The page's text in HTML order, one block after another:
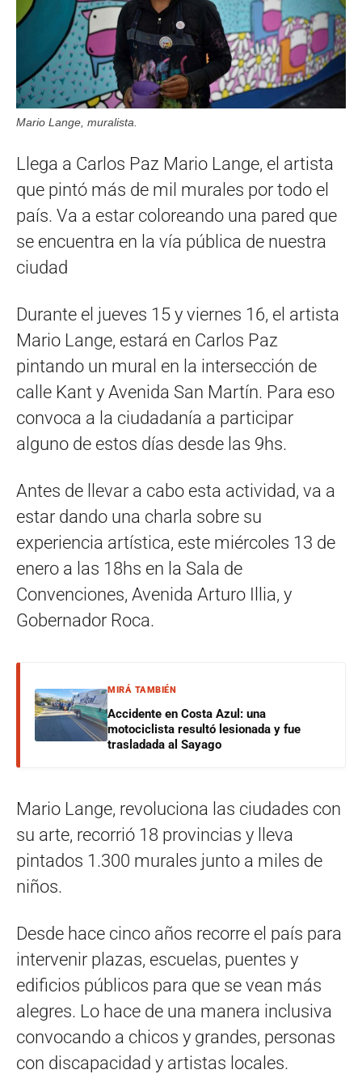
Mario Lange, muralista.
Llega a Carlos Paz Mario Lange, el artista
que pintó más de mil murales por todo el
país. Va a estar coloreando una pared que
se encuentra en la vía pública de nuestra
ciudad
Durante el jueves 15 y viernes 16, el artista
Mario Lange, estará en Carlos Paz
pintando un mural en la intersección de
calle Kant y Avenida San Martín. Para eso
convoca a la ciudadanía a participar
alguno de estos días desde las 9hs.
Antes de llevar a cabo esta actividad, va a
estar dando una charla sobre su
experiencia artística, este miércoles 13 de
enero a las 18hs en la Sala de
Convenciones, Avenida Arturo Illia, y
Gobernador Roca.
MIRÁ TAMBIÉN
Accidente en Costa Azul: una
motociclista resultó lesionada y fue
trasladada al Sayago
Mario Lange, revoluciona las ciudades con
su arte, recorrió 18 provincias y lleva
pintados 1.300 murales junto a miles de
niños.
Desde hace cinco años recorre el país para
intervenir plazas, escuelas, puentes y
edificios públicos para que se vean más
alegres. Lo hace de una manera inclusiva
convocando a chicos y grandes, personas
con discapacidad y artistas locales.